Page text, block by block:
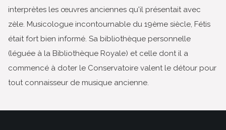
interprètes les œuvres anciennes qu'il présentait avec
zèle. Musicologue incontournable du 19ème siècle, Fétis
était fort bien informé. Sa bibliothèque personnelle
(léguée à la Bibliothèque Royale) et celle dont il a
commencé à doter le Conservatoire valent le détour pour
tout connaisseur de musique ancienne.